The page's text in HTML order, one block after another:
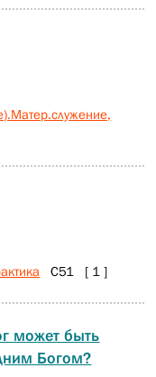
С51 [ 1 ]
может быть
Богом?